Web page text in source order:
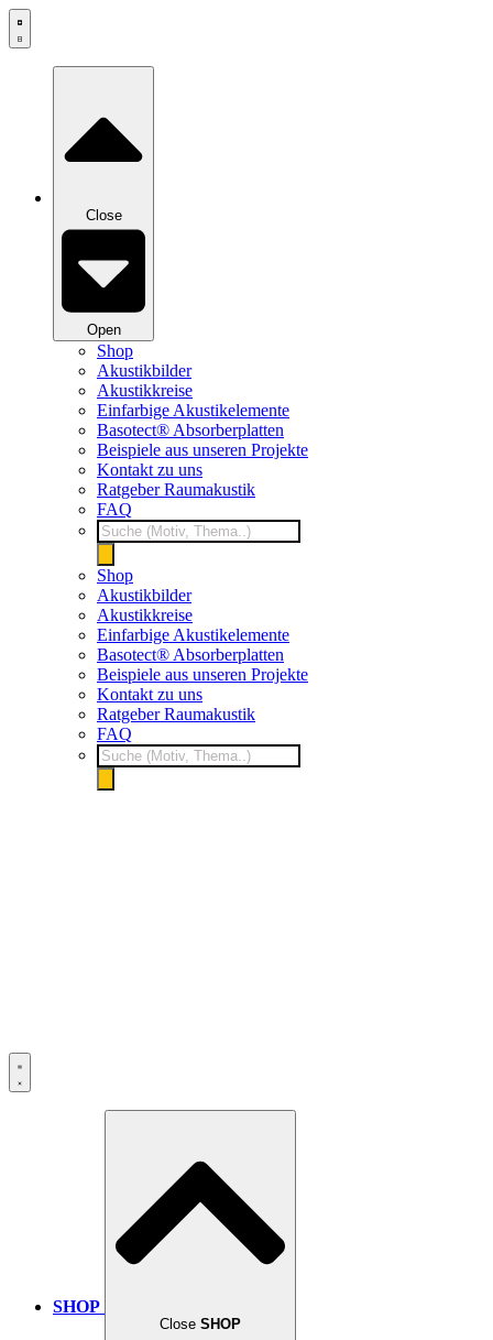
Zum
Inhalt
Close
Open
Shop
Akustikbilder
Akustikkreise
Einfarbige Akustikelemente
Basotect® Absorberplatten
Beispiele aus unseren Projekte
Kontakt zu uns
Ratgeber Raumakustik
FAQ
Products
search
Shop
Akustikbilder
Akustikkreise
Einfarbige Akustikelemente
Basotect® Absorberplatten
Beispiele aus unseren Projekte
Kontakt zu uns
Ratgeber Raumakustik
FAQ
Products
search
SHOP
Close SHOP